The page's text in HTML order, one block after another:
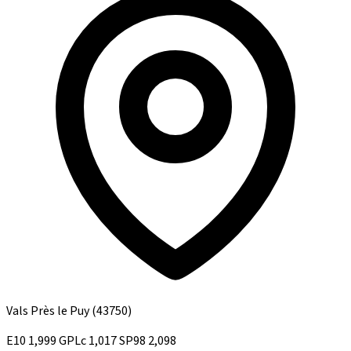
Vals Près le Puy(43750)
E10 1,999GPLc1,017SP98 2,098